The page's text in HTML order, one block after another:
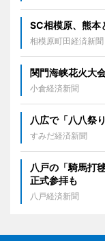
SC相模原、熊
相模原町田経済新聞
関門海峡花火大
小倉経済新聞
八広で「八八祭
すみだ経済新聞
八戸の「騎馬打
正式参拝も
八戸経済新聞